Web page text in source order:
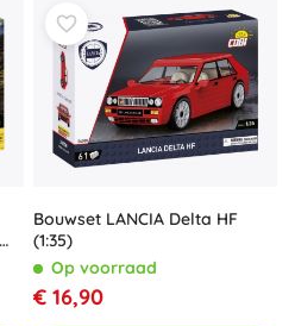
Bouwset LANCIA Delta HF
(1:35)
Op voorraad
€ 16,90